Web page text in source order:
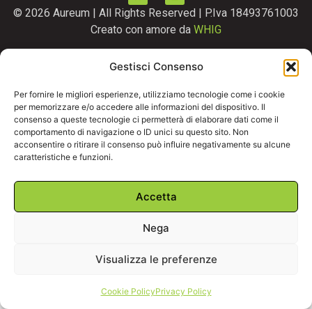
Gestisci Consenso
Per fornire le migliori esperienze, utilizziamo tecnologie come i cookie
per memorizzare e/o accedere alle informazioni del dispositivo. Il
consenso a queste tecnologie ci permetterà di elaborare dati come il
comportamento di navigazione o ID unici su questo sito. Non
acconsentire o ritirare il consenso può influire negativamente su alcune
caratteristiche e funzioni.
Accetta
Nega
Visualizza le preferenze
Cookie PolicyPrivacy Policy
© 2026 Aureum | All Rights Reserved | P.Iva 18493761003
Creato con amore da WHIG
Link
Termini e Condizioni